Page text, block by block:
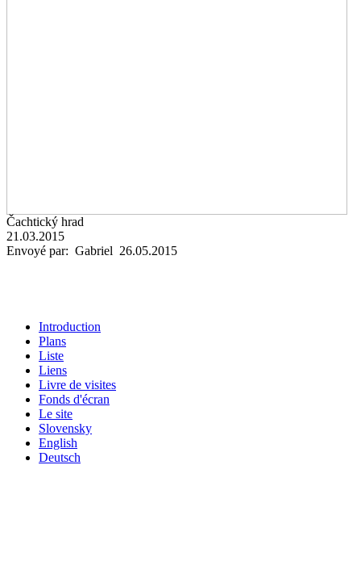
Čachtický hrad
21.03.2015
Envoyé par: Gabriel 26.05.2015
Introduction
Plans
Liste
Liens
Livre de visites
Fonds d'écran
Le site
Slovensky
English
Deutsch